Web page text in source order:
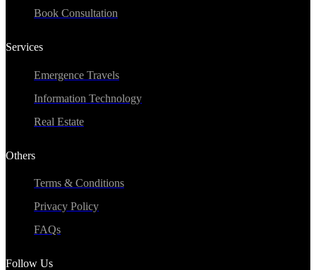
Book Consultation
Services
Emergence Travels
Information Technology
Real Estate
Others
Terms & Conditions
Privacy Policy
FAQs
Follow Us